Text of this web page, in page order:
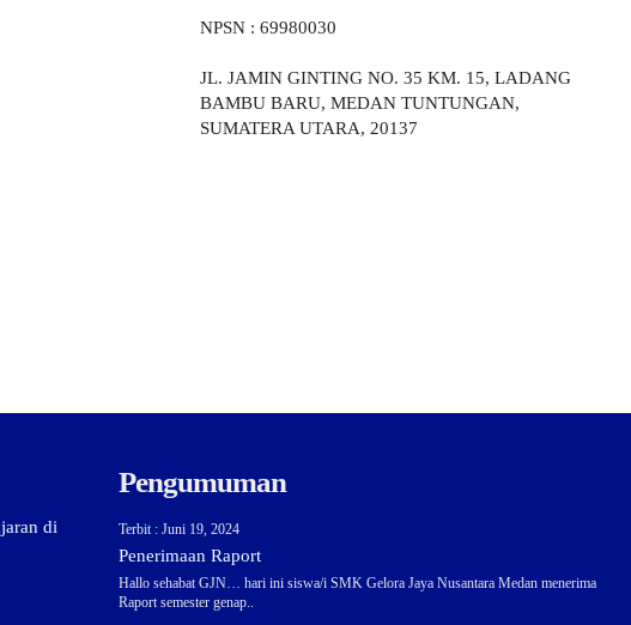
NPSN : 69980030
JL. JAMIN GINTING NO. 35 KM. 15, LADANG
BAMBU BARU, MEDAN TUNTUNGAN,
SUMATERA UTARA, 20137
di
Pengumuman
Terbit : Juni 19, 2024
Penerimaan Raport
Hallo sehabat GJN… hari ini siswa/i SMK Gelora Jaya Nusantara Medan menerima
Raport semester genap..